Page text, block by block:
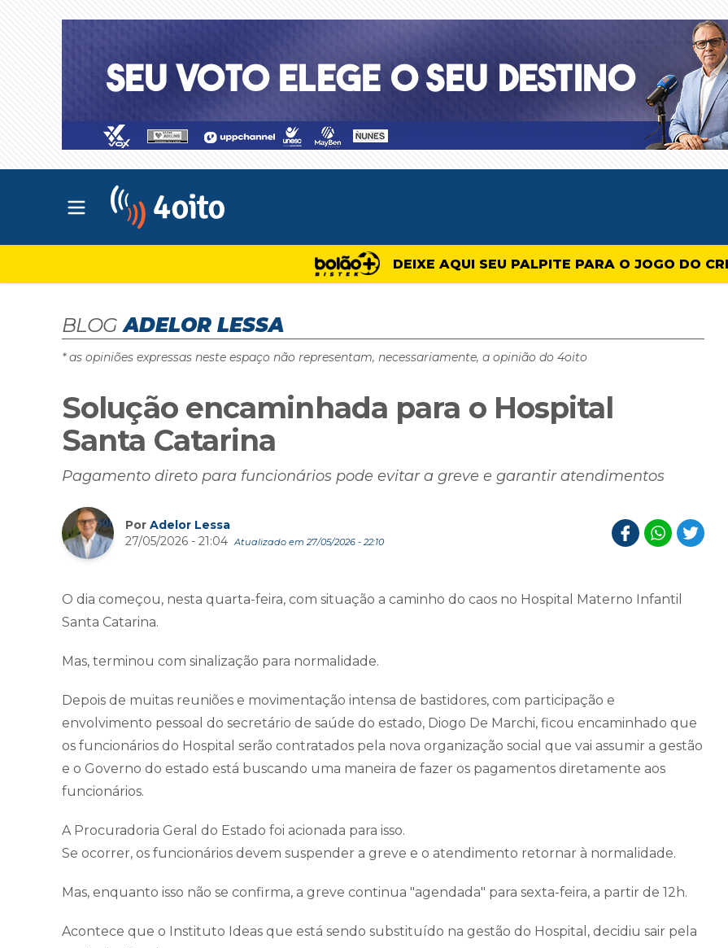
Abrir menu principal
DEIXE AQUI SEU PALPITE PARA O JOGO DO
BLOG ADELOR LESSA
* as opiniões expressas neste espaço não representam, necessariamente, a opinião do 4oito
Solução encaminhada para o Hospital
Santa Catarina
Pagamento direto para funcionários pode evitar a greve e garantir atendimentos
Por Adelor Lessa
27/05/2026 - 21:04 Atualizado em 27/05/2026 - 22:10
O dia começou, nesta quarta-feira, com situação a caminho do caos no Hospital Materno Infantil
Santa Catarina.
Mas, terminou com sinalização para normalidade.
Depois de muitas reuniões e movimentação intensa de bastidores, com participação e
envolvimento pessoal do secretário de saúde do estado, Diogo De Marchi, ficou encaminhado que
os funcionários do Hospital serão contratados pela nova organização social que vai assumir a gestão
e o Governo do estado está buscando uma maneira de fazer os pagamentos diretamente aos
funcionários.
A Procuradoria Geral do Estado foi acionada para isso.
Se ocorrer, os funcionários devem suspender a greve e o atendimento retornar à normalidade.
Mas, enquanto isso não se confirma, a greve continua "agendada" para sexta-feira, a partir de 12h.
Acontece que o Instituto Ideas que está sendo substituído na gestão do Hospital, decidiu sair pela